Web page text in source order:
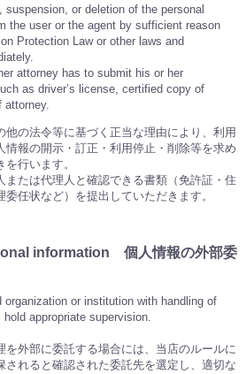
or deletion of the personal
the user or the agent by sufficient reason
Protection Law or other laws and
attorney has to submit his or her
as driver’s license, certified copy of
attorney.
他の法令等に基づく正当な理由により、利用
情報の開示・訂正・利用停止・削除等を求め
行います。
または代理人と確認できる書類（免許証・住
任状など）を提出していただきます。
information 個人情報の外部委
organization or institution with handling of
appropriate supervision.
を外部に委託する場合には、当店のルールに
されると確認された委託先を選定し、適切な